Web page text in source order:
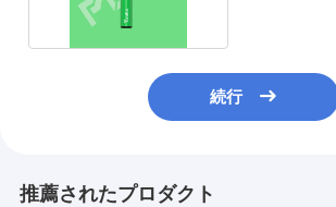
続行
推薦されたプロダクト